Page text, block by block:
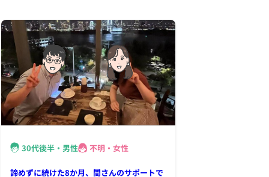
30代後半・男性 不明・女性
諦めずに続けた8か月、間さんのサポートで